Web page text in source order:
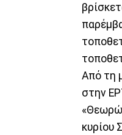
Από τη
στην
«Θεωρώ
κυρίου